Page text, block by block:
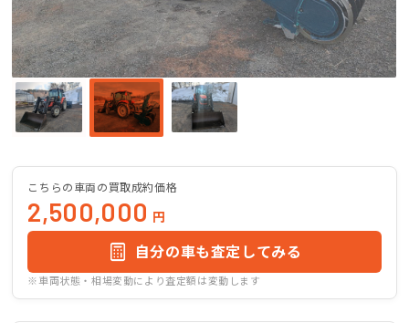
こちらの車両の買取成約価格
2,500,000 円
自分の車も査定してみる
※車両状態・相場変動により査定額は変動します